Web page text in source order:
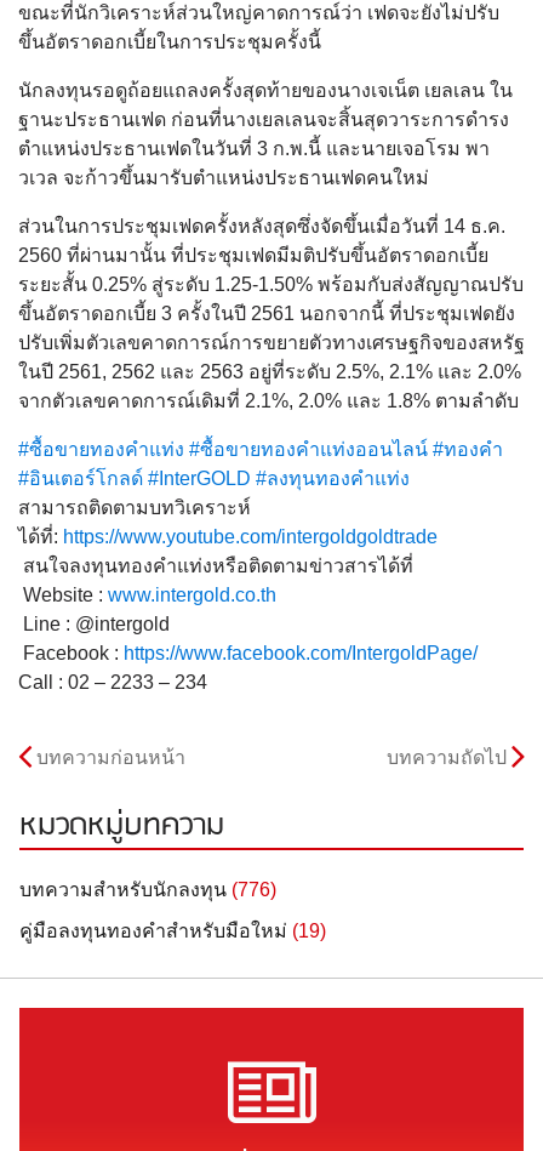
ขณะที่นักวิเคราะห์ส่วนใหญ่คาดการณ์ว่า เฟดจะยังไม่ปรับ
ขึ้นอัตราดอกเบี้ยในการประชุมครั้งนี้
นักลงทุนรอดูถ้อยแถลงครั้งสุดท้ายของนางเจเน็ต เยลเลน ใน
ฐานะประธานเฟด ก่อนที่นางเยลเลนจะสิ้นสุดวาระการดำรง
ตำแหน่งประธานเฟดในวันที่ 3 ก.พ.นี้ และนายเจอโรม พา
วเวล จะก้าวขึ้นมารับตำแหน่งประธานเฟดคนใหม่
ส่วนในการประชุมเฟดครั้งหลังสุดซึ่งจัดขึ้นเมื่อวันที่ 14 ธ.ค.
2560 ที่ผ่านมานั้น ที่ประชุมเฟดมีมติปรับขึ้นอัตราดอกเบี้ย
ระยะสั้น 0.25% สู่ระดับ 1.25-1.50% พร้อมกับส่งสัญญาณปรับ
ขึ้นอัตราดอกเบี้ย 3 ครั้งในปี 2561 นอกจากนี้ ที่ประชุมเฟดยัง
ปรับเพิ่มตัวเลขคาดการณ์การขยายตัวทางเศรษฐกิจของสหรัฐ
ในปี 2561, 2562 และ 2563 อยู่ที่ระดับ 2.5%, 2.1% และ 2.0%
จากตัวเลขคาดการณ์เดิมที่ 2.1%, 2.0% และ 1.8% ตามลำดับ
#ซื้อขายทองคำแท่ง #ซื้อขายทองคำแท่งออนไลน์ #ทองคำ
#อินเตอร์โกลด์ #InterGOLD #ลงทุนทองคำแท่ง
สามารถติดตามบทวิเคราะห์
ได้ที่: https://www.youtube.com/intergoldgoldtrade
สนใจลงทุนทองคำแท่งหรือติดตามข่าวสารได้ที่
Website : www.intergold.co.th
Line : @intergold
Facebook : https://www.facebook.com/IntergoldPage/
Call : 02 – 2233 – 234
บทความก่อนหน้า บทความถัดไป
หมวดหมู่บทความ
บทความสำหรับนักลงทุน (776)
คู่มือลงทุนทองคำสำหรับมือใหม่ (19)